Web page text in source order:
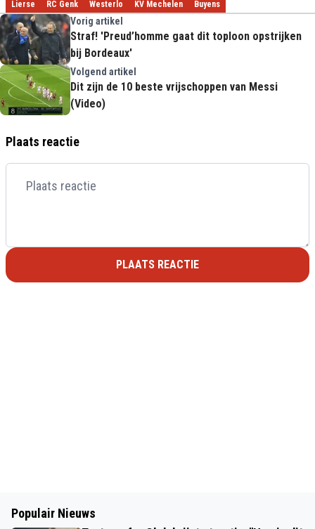
Lierse RC Genk Westerlo KV Mechelen Buyens
Vorig artikel
Straf! 'Preud’homme gaat dit toploon opstrijken
bij Bordeaux'
Volgend artikel
Dit zijn de 10 beste vrijschoppen van Messi
(Video)
Plaats reactie
PLAATS REACTIE
Populair Nieuws